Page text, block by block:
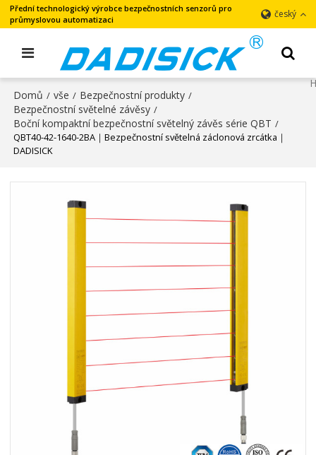
Přední technologický výrobce bezpečnostních senzorů pro
průmyslovou automatizaci
český
Domů / vše / Bezpečnostní produkty /
Bezpečnostní světelné závěsy /
Boční kompaktní bezpečnostní světelný závěs série QBT /
QBT40-42-1640-2BA｜Bezpečnostní světelná záclonová zrcátka｜
DADISICK